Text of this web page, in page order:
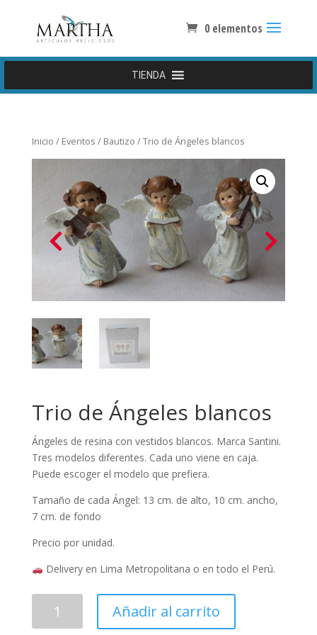
0 elementos
TIENDA
Inicio / Eventos / Bautizo / Trio de Ángeles blancos
Trio de Ángeles blancos
Ángeles de resina con vestidos blancos. Marca Santini.
Tres modelos diferentes. Cada uno viene en caja.
Puede escoger el modelo que prefiera.
Tamaño de cada Ángel: 13 cm. de alto, 10 cm. ancho,
7 cm. de fondo
Precio por unidad.
Delivery en Lima Metropolitana o en todo el Perú.
Añadir al carrito